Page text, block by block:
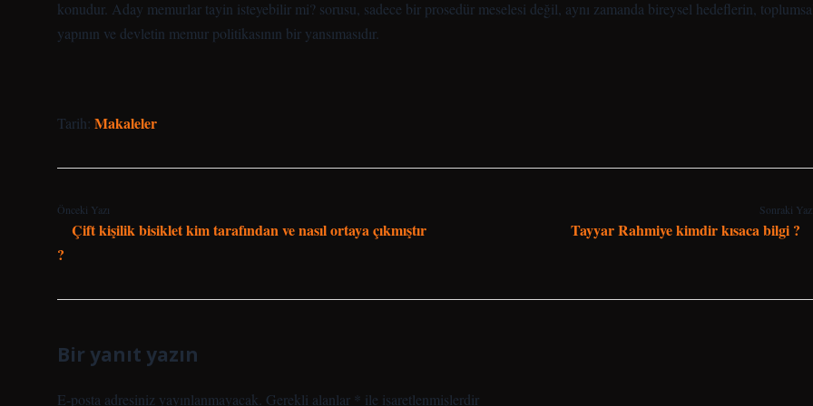
konudur. Aday memurlar tayin isteyebilir mi? sorusu, sadece bir prosedür meselesi değil, aynı zamanda bireysel hedeflerin,
yapının ve devletin memur politikasının bir yansımasıdır.
Tarih: Makaleler
Önceki Yazı
Çift kişilik bisiklet kim tarafından ve nasıl ortaya çıkmıştır
?
Sonraki
Tayyar Rahmiye kimdir kısaca bilgi ?
Bir yanıt yazın
E-posta adresiniz yayınlanmayacak. Gerekli alanlar * ile işaretlenmişlerdir